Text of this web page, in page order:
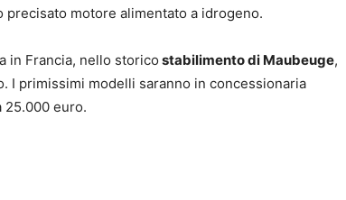
precisato motore alimentato a idrogeno.
in Francia, nello storico stabilimento di Maubeuge,
I primissimi modelli saranno in concessionaria
25.000 euro.